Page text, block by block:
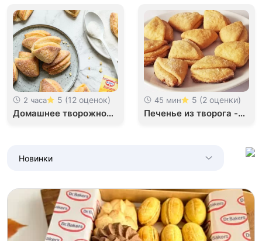
2 часа 5 (12 оценок)
Домашнее творожное
45 мин 5 (2 оценки)
Печенье из творога -
Новинки